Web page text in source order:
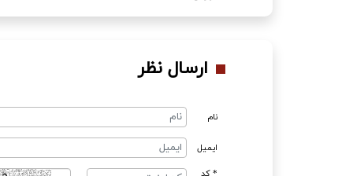
ارسال نظر
نام
ایمیل